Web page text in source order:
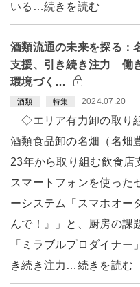
いる…続きを読む
酒類流通の未来を探る
支援、引き続き注力 働
環境づく…
酒類 特集 2024.07.20
◇エリア有力卸の取り
酒類食品卸の名畑（名畑
23年から取り組む飲食店
スマートフォンを使った
ーシステム「スマホオー
んで！』」と、厨房の課
「ミラブルプロダイナー
き続き注力…続きを読む